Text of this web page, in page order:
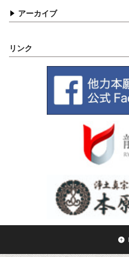
アーカイブ
リンク